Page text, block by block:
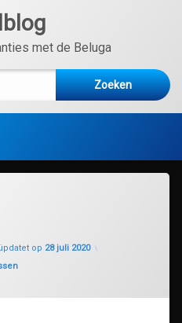
met de Beluga
Zoeken naar:
op 28 juli 2020